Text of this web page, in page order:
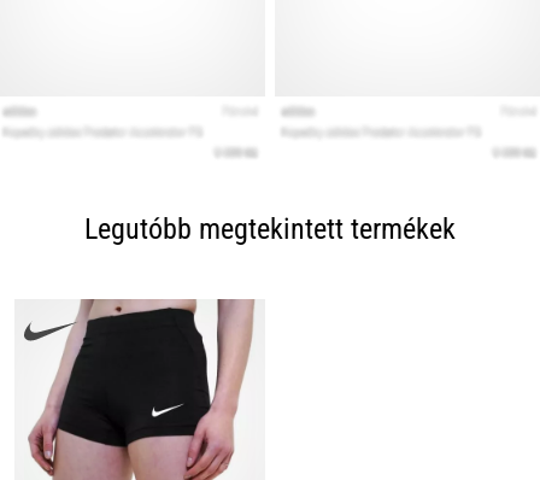
Legutóbb megtekintett termékek